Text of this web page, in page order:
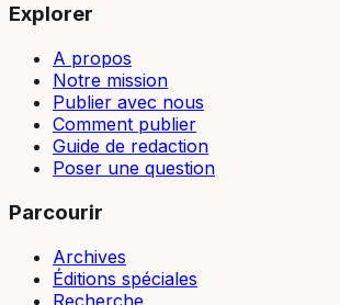
Explorer
A propos
Notre mission
Publier avec nous
Comment publier
Guide de redaction
Poser une question
Parcourir
Archives
Éditions spéciales
Recherche